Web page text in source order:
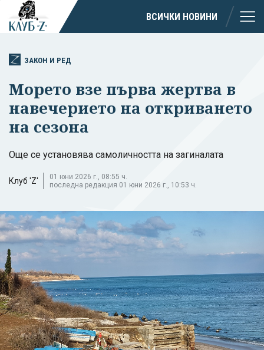
ВСИЧКИ НОВИНИ
ЗАКОН И РЕД
Морето взе първа жертва в
навечерието на откриването
на сезона
Още се установява самоличността на загиналата
Клуб 'Z'
01 юни 2026 г., 08:55 ч.
последна редакция 01 юни 2026 г., 10:53 ч.